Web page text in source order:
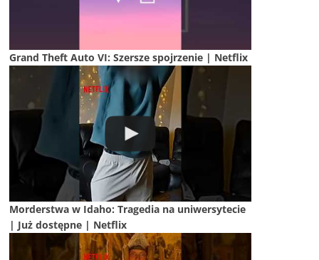
Grand Theft Auto VI: Szersze spojrzenie | Netflix
Morderstwa w Idaho: Tragedia na uniwersytecie
| Już dostępne | Netflix